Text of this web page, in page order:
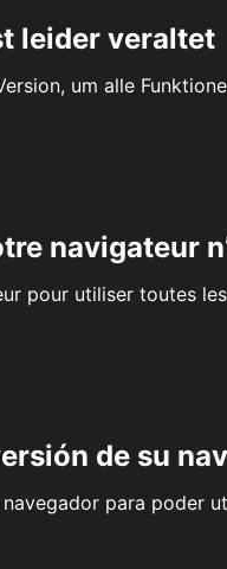
leider veraltet
um alle
navigateur
pour utiliser toutes
de su
para poder